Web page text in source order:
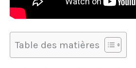
Table des matières